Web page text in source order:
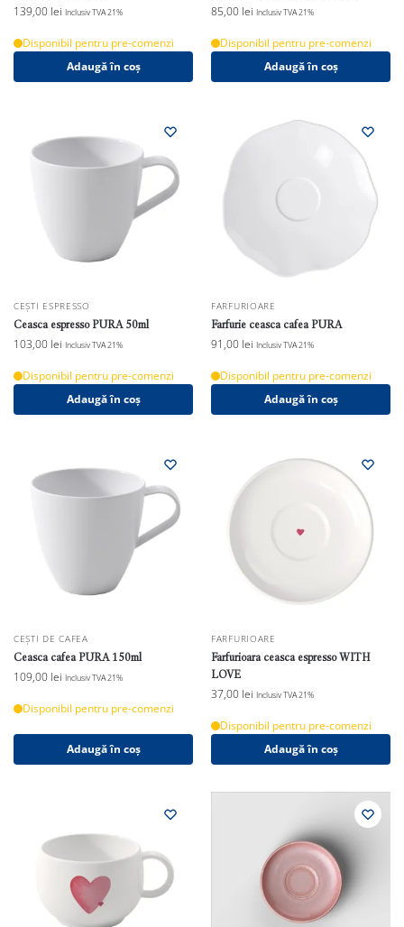
139,00 lei Inclusiv TVA 21%
Disponibil pentru pre-comenzi
Adaugă în coș
85,00 lei Inclusiv TVA 21%
Disponibil pentru pre-comenzi
Adaugă în coș
CEȘTI ESPRESSO
Ceasca espresso PURA 50ml
103,00 lei Inclusiv TVA 21%
Disponibil pentru pre-comenzi
Adaugă în coș
FARFURIOARE
Farfurie ceasca cafea PURA
91,00 lei Inclusiv TVA 21%
Disponibil pentru pre-comenzi
Adaugă în coș
CEȘTI DE CAFEA
Ceasca cafea PURA 150ml
109,00 lei Inclusiv TVA 21%
Disponibil pentru pre-comenzi
Adaugă în coș
FARFURIOARE
Farfurioara ceasca espresso WITH
LOVE
37,00 lei Inclusiv TVA 21%
Disponibil pentru pre-comenzi
Adaugă în coș